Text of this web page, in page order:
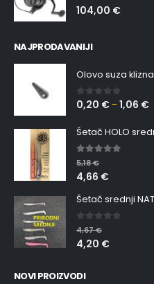
0out of 5
104,00 €
NAJPRODAVANIJI
Olovo suza klizna
0 out of 5
0,20 € –1,06 €
5.00
5,18€
4,66 €
0 out of 5
4,67€
4,20 €
NOVI PROIZVODI